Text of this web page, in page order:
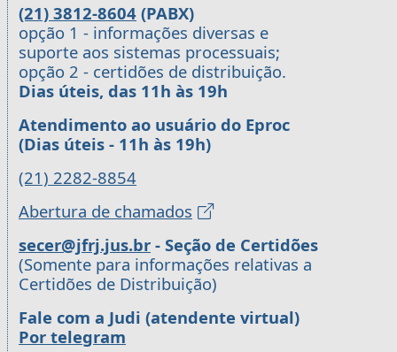
(21) 3812-8604 (PABX)
opção 1 - informações diversas e
suporte aos sistemas processuais;
opção 2 - certidões de distribuição.
Dias úteis, das 11h às 19h
Atendimento ao usuário do Eproc
(Dias úteis - 11h às 19h)
(21) 2282-8854
Abertura de chamados
secer@jfrj.jus.br - Seção de Certidões
(Somente para informações relativas a
Certidões de Distribuição)
Fale com a Judi (atendente virtual)
Por telegram